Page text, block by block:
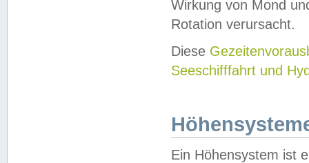
Wirkung von Mond
Rotation verursacht.
Diese
Seeschifffahrt und
Ein Höhensystem ist